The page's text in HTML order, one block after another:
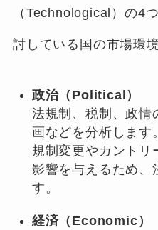
（Technological）の4
討している国の市場環
政治（Political）
法規制、税制、政情
画などを分析します
規制変更やカントリ
影響を与えるため、
す。
経済（Economic）